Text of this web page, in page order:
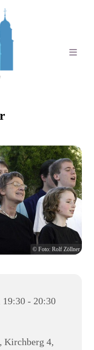
© Foto: Rolf Zöllner
- 20:30
Kirchberg 4,